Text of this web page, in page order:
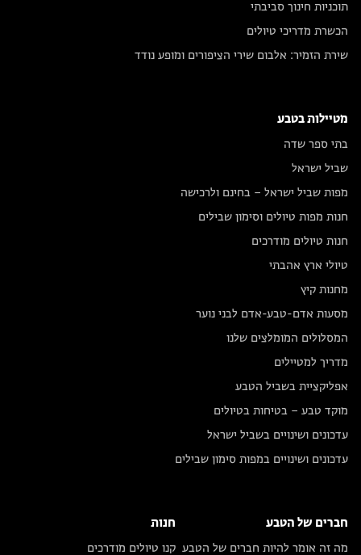
תוכניות חינוך סביבתי
הכשרת מדריכי טיולים
שירת הזמיר: אלבום שירי הציפורים ומופע נודד
מטיילות בטבע
בתי ספר שדה
שביל ישראל
מפות שביל ישראל – בחינם ולרכישה
חנות מפות טיולים וסימון שבילים
חנות טיולים מודרכים
טיולי ארץ אהבתי
מחנות קיץ
מסעות אדם-טבע-אדם לבני נוער
המסלולים המומלצים שלנו
מדריך למטיילים
אפליקציית בשביל הטבע
מוקד טבע – בטיחות בטיולים
עדכונים ושינויים בשביל ישראל
עדכונים ושינויים במפות סימון שבילים
חברים של הטבע
מה זה אומר להיות חברים של הטבע
חנות
קנו טיולים מודרכים